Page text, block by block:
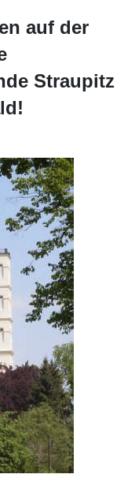
auf der
Straupitz